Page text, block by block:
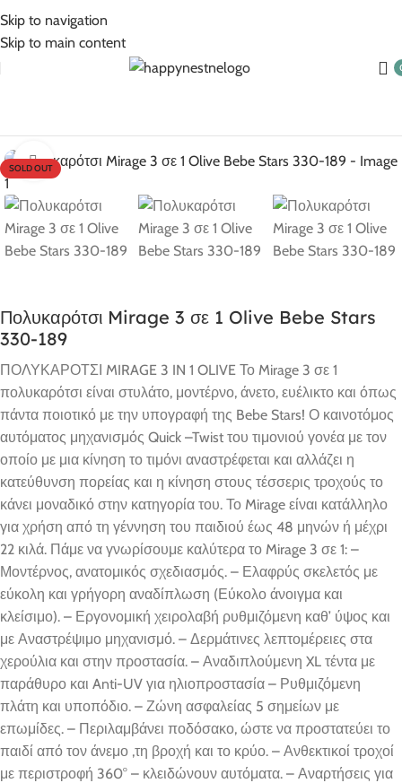
Skip to navigation
Skip to main content
SOLD OUTClick to enlarge
Πολυκαρότσι Mirage 3 σε 1 Olive Bebe Stars
330-189
ΠΟΛΥΚΑΡΟΤΣΙ MIRAGE 3 IN 1 OLIVE Το Mirage 3 σε 1
πολυκαρότσι είναι στυλάτο, μοντέρνο, άνετο, ευέλικτο και όπως
πάντα ποιοτικό με την υπογραφή της Bebe Stars! Ο καινοτόμος
αυτόματος μηχανισμός Quick –Twist του τιμονιού γονέα με τον
οποίο με μια κίνηση το τιμόνι αναστρέφεται και αλλάζει η
κατεύθυνση πορείας και η κίνηση στους τέσσερις τροχούς το
κάνει μοναδικό στην κατηγορία του. Το Mirage είναι κατάλληλο
για χρήση από τη γέννηση του παιδιού έως 48 μηνών ή μέχρι
22 κιλά. Πάμε να γνωρίσουμε καλύτερα το Mirage 3 σε 1: –
Μοντέρνος, ανατομικός σχεδιασμός. – Ελαφρύς σκελετός με
εύκολη και γρήγορη αναδίπλωση (Εύκολο άνοιγμα και
κλείσιμο). – Εργονομική χειρολαβή ρυθμιζόμενη καθ’ ύψος και
με Αναστρέψιμο μηχανισμό. – Δερμάτινες λεπτομέρειες στα
χερούλια και στην προστασία. – Αναδιπλούμενη XL τέντα με
παράθυρο και Anti-UV για ηλιοπροστασία – Ρυθμιζόμενη
πλάτη και υποπόδιο. – Ζώνη ασφαλείας 5 σημείων με
επωμίδες. – Περιλαμβάνει ποδόσακο, ώστε να προστατεύει το
παιδί από τον άνεμο ,τη βροχή και το κρύο. – Ανθεκτικοί τροχοί
με περιστροφή 360° – κλειδώνουν αυτόματα. – Αναρτήσεις για
5% Επιπλέον έκπτωση για πληρωμές με κάρτα!